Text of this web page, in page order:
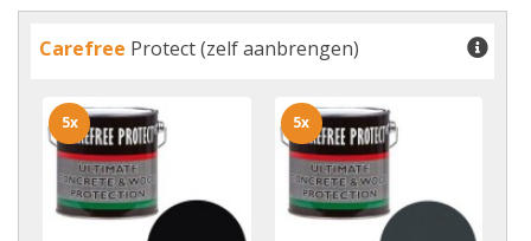
Carefree Protect (zelf aanbrengen)
5x 5x